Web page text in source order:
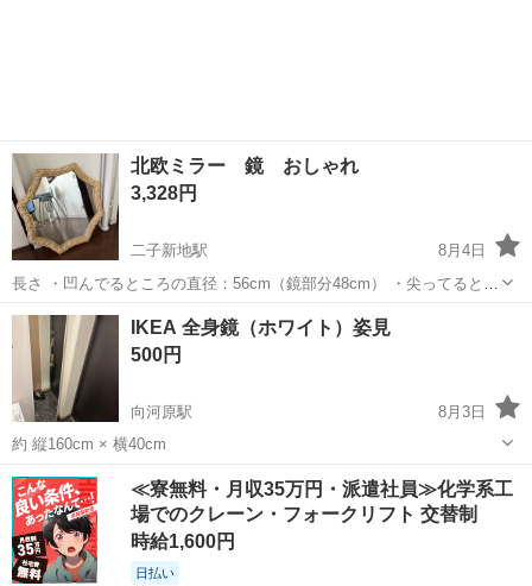
北欧ミラー 鏡 おしゃれ
3,328円
二子新地駅
8月4日
長さ ・凹んでるところの直径：56cm（鏡部分48cm） ・尖ってるとこ
ろの直径：64cm（鏡部分54cm） 壁にもかけられます。
神奈川 川崎市 二子新地駅 ミラー/鏡
IKEA 全身鏡（ホワイト）姿見
500円
向河原駅
8月3日
約 縦160cm × 横40cm
神奈川 川崎市 向河原駅 ミラー/鏡
≪寮無料・月収35万円・派遣社員≫化学系工
場でのクレーン・フォークリフト 交替制
時給1,600円
日払い